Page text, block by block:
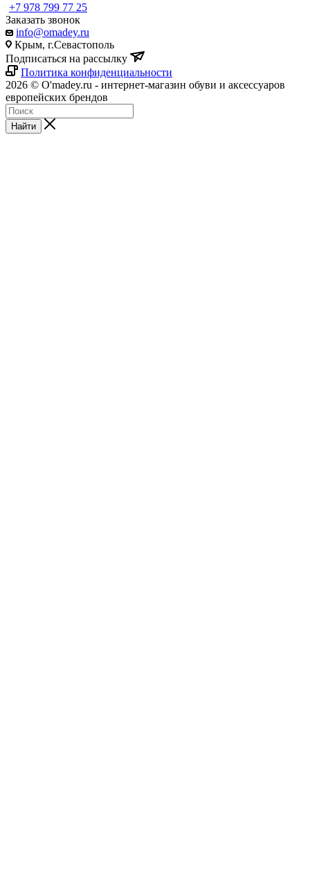
+7 978 799 77 25
Заказать звонок
info@omadey.ru
Крым, г.Севастополь
Подписаться на рассылку
Политика конфиденциальности
2026 © O'madey.ru - интернет-магазин обуви и аксессуаров
европейских брендов
Найти